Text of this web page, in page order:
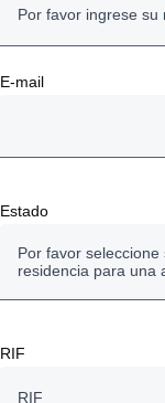
E-mail
Estado
Por favor
residencia para una
RIF